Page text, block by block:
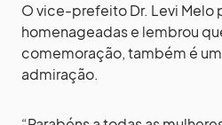
O vice-prefeito Dr. Levi Melo
homenageadas e lembrou
comemoração, também é
admiração.